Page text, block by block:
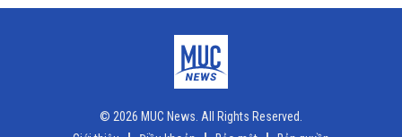
© 2026 MUC News. All Rights Reserved.